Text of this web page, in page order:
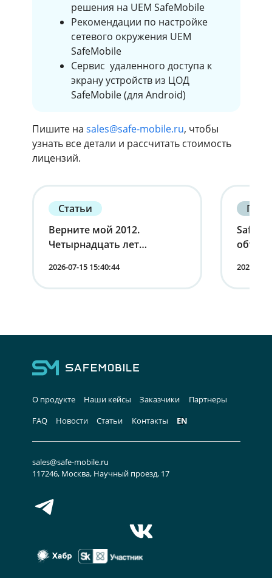
решения на UEM SafeMobile
Рекомендации по настройке
сетевого окружения UEM
SafeMobile
Сервис удаленного доступа к
экрану устройств из ЦОД
SafeMobile (для Android)
Пишите на sales@safe-mobile.ru, чтобы
узнать все детали и рассчитать стоимость
лицензий.
Статьи
Верните мой 2012.
Четырнадцать лет
мобильности от первого
лица
2026-07-15 15:40:44 2026-07-
О продукте Наши кейсы Заказчики
Партнеры
FAQ
Новости Статьи Контакты EN
sales@safe-mobile.ru
117246, Москва, Научный проезд, 17